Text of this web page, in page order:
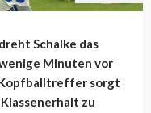
Schalke das
Minuten vor
Kopfballtreffer sorgt
zu